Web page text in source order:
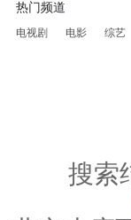
热门频道
电视剧 电影 综艺
搜索